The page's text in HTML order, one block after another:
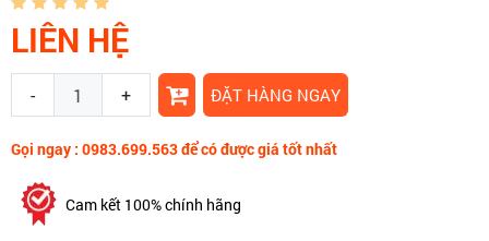
LIÊN HỆ
- + ĐẶT HÀNG NGAY
Gọi ngay : 0983.699.563 để có được giá tốt nhất
Cam kết 100% chính hãng